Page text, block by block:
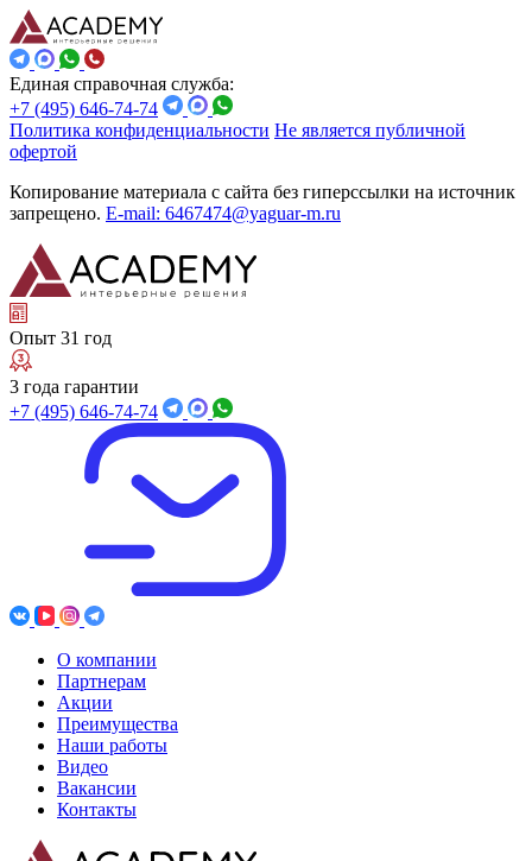
Единая справочная служба:
+7 (495) 646-74-74
Политика конфиденциальности Не является публичной
офертой
Копирование материала с сайта без гиперссылки на источник
запрещено. E-mail: 6467474@yaguar-m.ru
Опыт 31 год
3 года гарантии
+7 (495) 646-74-74
О компании
Партнерам
Акции
Преимущества
Наши работы
Видео
Вакансии
Контакты